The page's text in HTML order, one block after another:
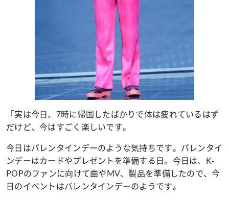
「実は今日、7時に帰国したばかりで体は疲れているはず
だけど、今はすごく楽しいです。
今日はバレンタインデーのような気持ちです。バレンタイ
ンデーはカードやプレゼントを準備する日。今日は、K-
POPのファンに向けて曲やMV、製品を準備したので、今
日のイベントはバレンタインデーのようです。